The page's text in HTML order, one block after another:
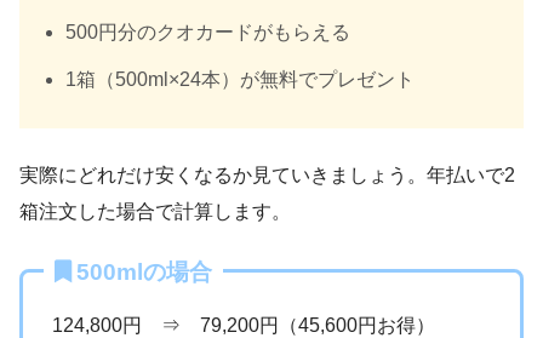
500円分のクオカードがもらえる
1箱（500ml×24本）が無料でプレゼント
実際にどれだけ安くなるか見ていきましょう。年払いで2
箱注文した場合で計算します。
500mlの場合
124,800円 ⇒ 79,200円（45,600円お得）